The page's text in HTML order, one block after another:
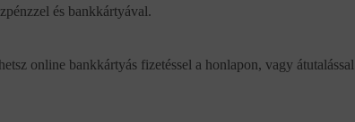
és bankkártyával.
online bankkártyás fizetéssel a honlapon, vagy